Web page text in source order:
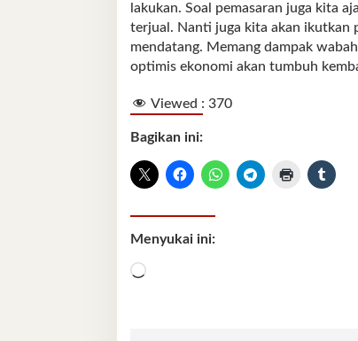
lakukan. Soal pemasaran juga kita
terjual. Nanti juga kita akan ikutkan
mendatang. Memang dampak
optimis ekonomi akan tumbuh
Viewed : 370
Bagikan ini:
Menyukai ini:
Memuat...